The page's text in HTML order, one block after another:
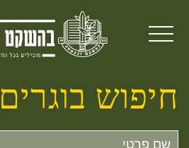
חיפוש בוגרים
שם